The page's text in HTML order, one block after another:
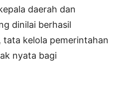
daerah dan
dinilai berhasil
tata kelola pemerintahan
nyata bagi